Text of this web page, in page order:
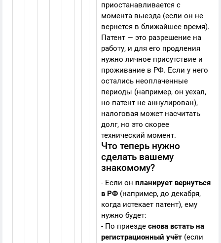
приостанавливается с
момента выезда (если он не
вернется в ближайшее время).
Патент — это разрешение на
работу, и для его продления
нужно личное присутствие и
проживание в РФ. Если у него
остались неоплаченные
периоды (например, он уехал,
но патент не аннулирован),
налоговая может насчитать
долг, но это скорее
технический момент.
Что теперь нужно
сделать вашему
знакомому?
- Если он планирует вернуться
в РФ (например, до декабря,
когда истекает патент), ему
нужно будет:
- По приезде снова встать на
регистрационный учёт (если